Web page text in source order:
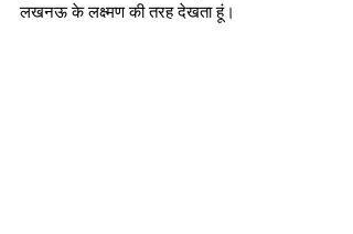
लखनऊ के लक्ष्मण की तरह देखता हूं।